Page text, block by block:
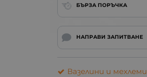
БЪРЗА ПОРЪЧКА
НАПРАВИ ЗАПИТВАНЕ
Вазелини и мехлеми